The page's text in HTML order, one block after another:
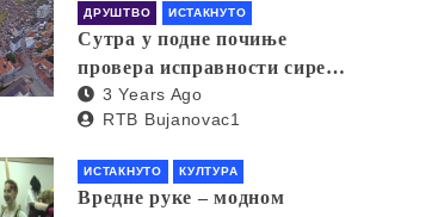
ДРУШТВО ИСТАКНУТО
Сутра у подне почиње
провера исправности сирена
за узбуњивање
3 Years Ago
RTB Bujanovac1
ИСТАКНУТО КУЛТУРА
Вредне руке – модном